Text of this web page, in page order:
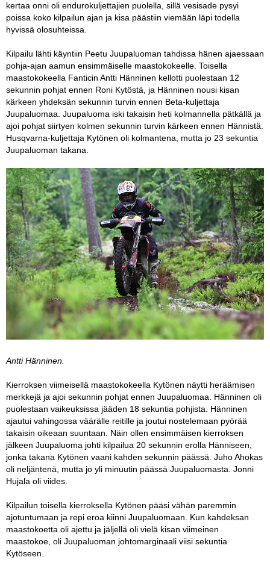
kertaa onni oli endurokuljettajien puolella, sillä vesisade pysyi
poissa koko kilpailun ajan ja kisa päästiin viemään läpi todella
hyvissä olosuhteissa.
Kilpailu lähti käyntiin Peetu Juupaluoman tahdissa hänen ajaessaan
pohja-ajan aamun ensimmäiselle maastokokeelle. Toisella
maastokokeella Fanticin Antti Hänninen kellotti puolestaan 12
sekunnin pohjat ennen Roni Kytöstä, ja Hänninen nousi kisan
kärkeen yhdeksän sekunnin turvin ennen Beta-kuljettaja
Juupaluomaa. Juupaluoma iski takaisin heti kolmannella pätkällä ja
ajoi pohjat siirtyen kolmen sekunnin turvin kärkeen ennen Hännistä.
Husqvarna-kuljettaja Kytönen oli kolmantena, mutta jo 23 sekuntia
Juupaluoman takana.
Antti Hänninen.
Kierroksen viimeisellä maastokokeella Kytönen näytti heräämisen
merkkejä ja ajoi sekunnin pohjat ennen Juupaluomaa. Hänninen oli
puolestaan vaikeuksissa jääden 18 sekuntia pohjista. Hänninen
ajautui vahingossa väärälle reitille ja joutui nostelemaan pyörää
takaisin oikeaan suuntaan. Näin ollen ensimmäisen kierroksen
jälkeen Juupaluoma johti kilpailua 20 sekunnin erolla Hänniseen,
jonka takana Kytönen vaani kahden sekunnin päässä. Juho Ahokas
oli neljäntenä, mutta jo yli minuutin päässä Juupaluomasta. Jonni
Hujala oli viides.
Kilpailun toisella kierroksella Kytönen pääsi vähän paremmin
ajotuntumaan ja repi eroa kiinni Juupaluomaan. Kun kahdeksan
maastokoetta oli ajettu ja jäljellä oli vielä kisan viimeinen
maastokoe, oli Juupaluoman johtomarginaali viisi sekuntia
Kytöseen.